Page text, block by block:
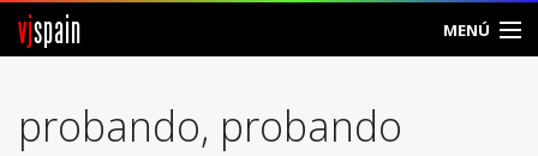
vjspain MENÚ
Foros
probando, probando